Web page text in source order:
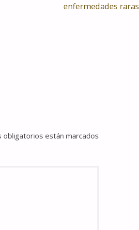
enfermedades raras
obligatorios están marcados